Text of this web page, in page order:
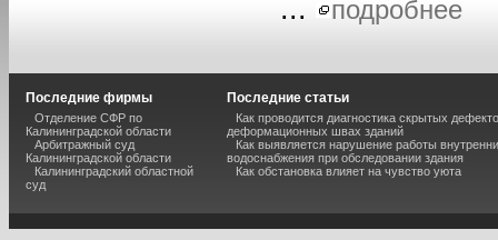
...
подробнее
Последние фирмы
Отделение СФР по
Калининградской области
Арбитражный суд
Калининградской области
Калининградский областной
суд
Последние статьи
Как проводится диагностика скрытых
деформационных швах зданий
Как выявляется нарушение работы
водоснабжения при обследовании здания
Как обстановка влияет на чувство уюта